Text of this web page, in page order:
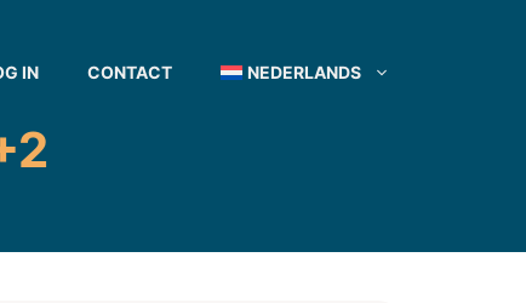
IN CONTACT NEDERLANDS